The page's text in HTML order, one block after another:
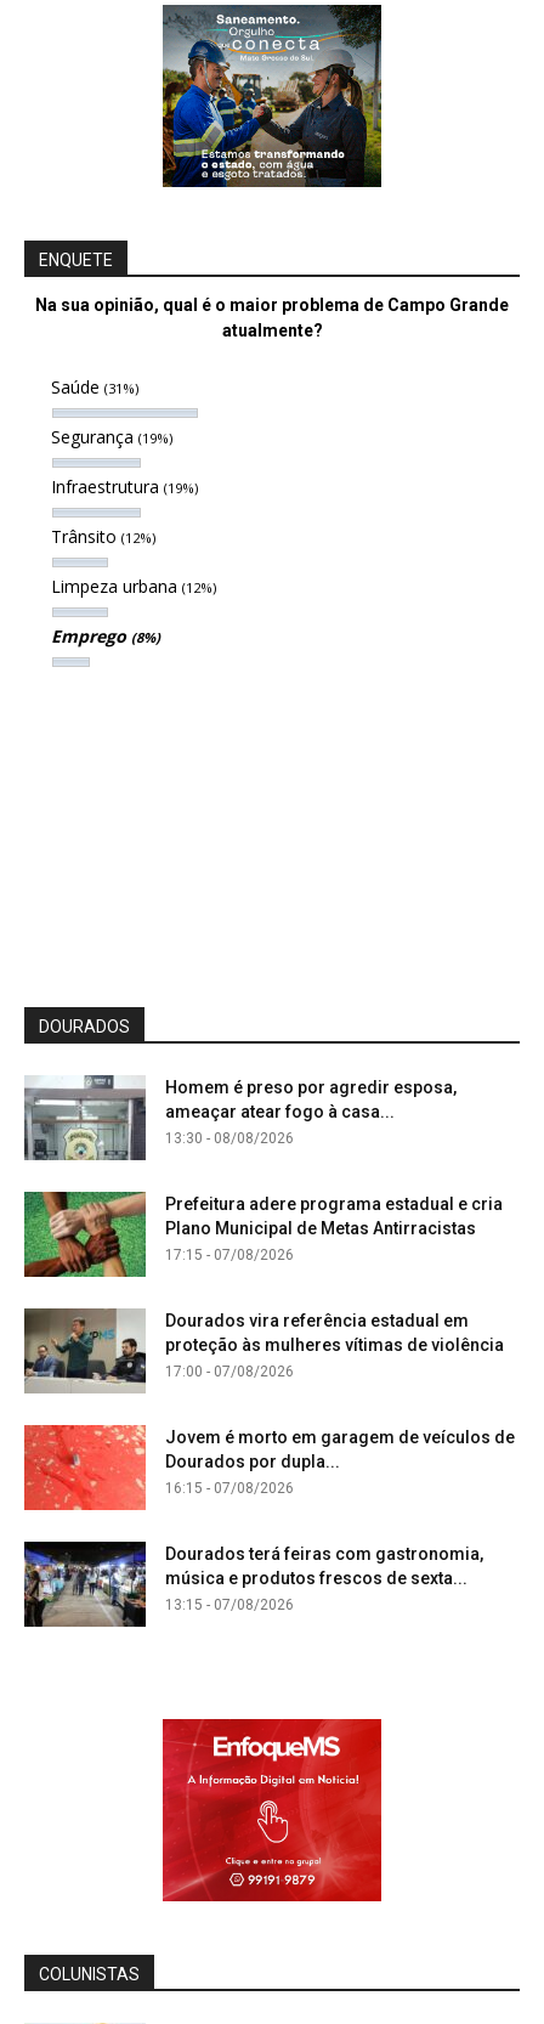
ENQUETE
Na sua opinião, qual é o maior problema de Campo Grande
atualmente?
Saúde (31%)
Segurança (19%)
Infraestrutura (19%)
Trânsito (12%)
Limpeza urbana (12%)
Emprego (8%)
DOURADOS
Homem é preso por agredir esposa,
ameaçar atear fogo à casa...
13:30 - 08/08/2026
Prefeitura adere programa estadual e cria
Plano Municipal de Metas Antirracistas
17:15 - 07/08/2026
Dourados vira referência estadual em
proteção às mulheres vítimas de violência
17:00 - 07/08/2026
Jovem é morto em garagem de veículos de
Dourados por dupla...
16:15 - 07/08/2026
Dourados terá feiras com gastronomia,
música e produtos frescos de sexta...
13:15 - 07/08/2026
COLUNISTAS